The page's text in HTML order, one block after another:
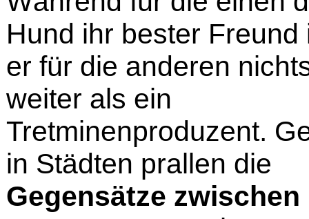
Hund ihr bester Freund
er für die anderen
weiter als ein
Tretminenproduzent.
in Städten prallen die
Gegensätze